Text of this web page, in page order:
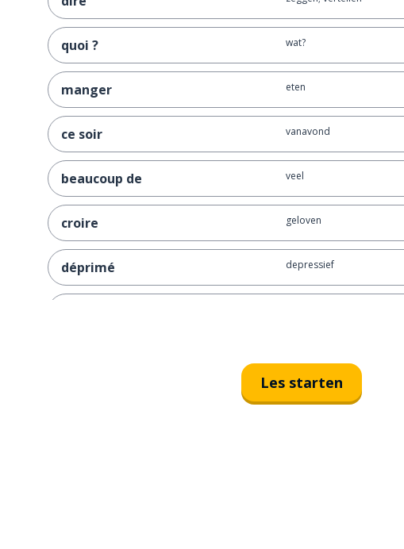
quoi ? wat?
manger eten
ce soir vanavond
beaucoup de veel
croire geloven
déprimé depressief
Les starten